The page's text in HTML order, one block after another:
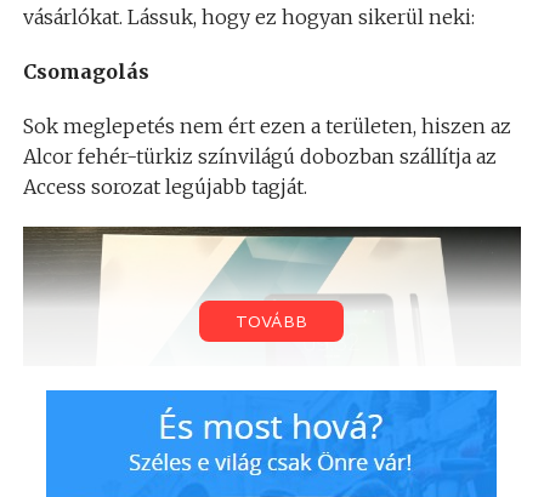
vásárlókat. Lássuk, hogy ez hogyan sikerül neki:
Csomagolás
Sok meglepetés nem ért ezen a területen, hiszen az
Alcor fehér-türkiz színvilágú dobozban szállítja az
Access sorozat legújabb tagját.
TOVÁBB